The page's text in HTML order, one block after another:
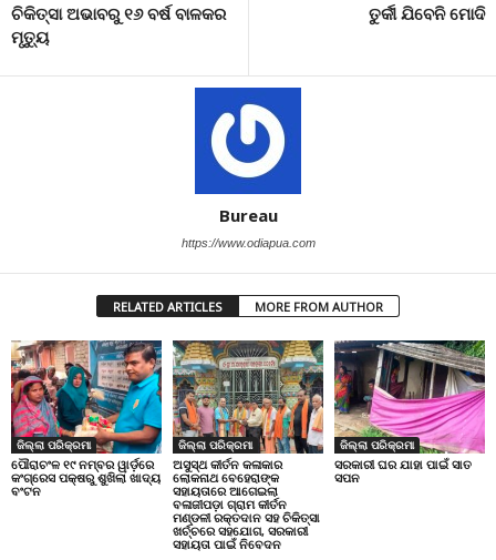
ଚିକିତ୍ସା ଅଭାବରୁ ୧୬ ବର୍ଷ ବାଳକର
ମୃତ୍ୟୁ
ତୁର୍କୀ ଯିବେନି ମୋଦି
Bureau
https://www.odiapua.com
RELATED ARTICLES MORE FROM AUTHOR
ଜିଲ୍ଲା ପରିକ୍ରମା
ପୌରାଚଂଳ ୧୯ ନମ୍ବର ୱାର୍ଡ଼ରେ
କଂଗ୍ରେସ ପକ୍ଷରୁ ଶୁଖିଲା ଖାଦ୍ୟ
ବଂଟନ
ଜିଲ୍ଲା ପରିକ୍ରମା
ଅସୁସ୍ଥ କୀର୍ତନ କଳାକାର
ଲୋକନାଥ ବେହେରାଙ୍କ
ସହାୟତାରେ ଆଗେଇଲା
ବଳାଜୀପଡ଼ା ଗ୍ରାମ କୀର୍ତନ
ମଣ୍ଡଳୀ ରକ୍ତଦାନ ସହ ଚିକିତ୍ସା
ଖର୍ଚ୍ଚରେ ସହଯୋଗ, ସରକାରୀ
ସହାୟତା ପାଇଁ ନିବେଦନ
ଜିଲ୍ଲା ପରିକ୍ରମା
ସରକାରୀ ଘର ଯାହା ପାଇଁ ସାତ
ସପନ